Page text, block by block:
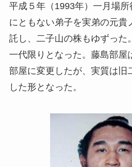
平成５年（1993年）一月場
にともない弟子を実弟の元貴
託し、二子山の株もゆずった
一代限りとなった。藤島部屋
部屋に変更したが、実質は旧
した形となった。